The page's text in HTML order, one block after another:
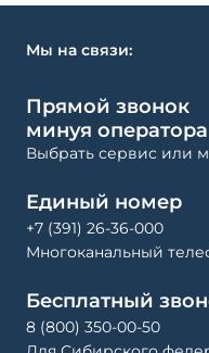
Мы на связи:
Прямой звонок
минуя оператора
Выбрать сервис или
Единый номер
+7 (391) 26-36-000
Многоканальный
Бесплатный
8 (800) 350-00-50